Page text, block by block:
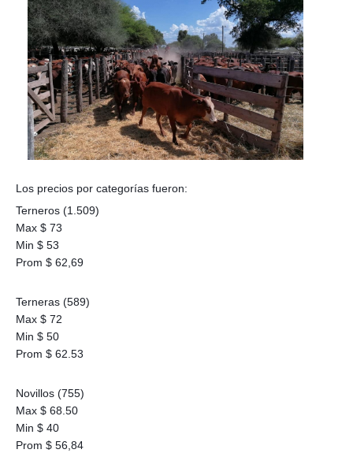
Los precios por categorías fueron:
Terneros (1.509)
Max $ 73
Min $ 53
Prom $ 62,69
Terneras (589)
Max $ 72
Min $ 50
Prom $ 62.53
Novillos (755)
Max $ 68.50
Min $ 40
Prom $ 56,84